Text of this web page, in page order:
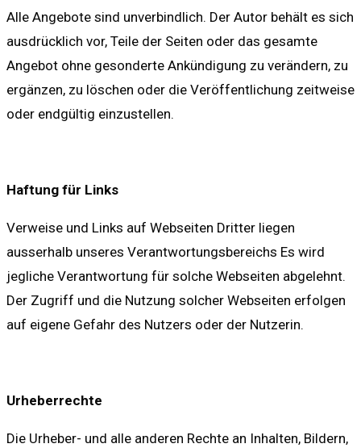
Alle Angebote sind unverbindlich. Der Autor behält es sich
ausdrücklich vor, Teile der Seiten oder das gesamte
Angebot ohne gesonderte Ankündigung zu verändern, zu
ergänzen, zu löschen oder die Veröffentlichung zeitweise
oder endgültig einzustellen.
Haftung für Links
Verweise und Links auf Webseiten Dritter liegen
ausserhalb unseres Verantwortungsbereichs Es wird
jegliche Verantwortung für solche Webseiten abgelehnt.
Der Zugriff und die Nutzung solcher Webseiten erfolgen
auf eigene Gefahr des Nutzers oder der Nutzerin.
Urheberrechte
Die Urheber- und alle anderen Rechte an Inhalten, Bildern,